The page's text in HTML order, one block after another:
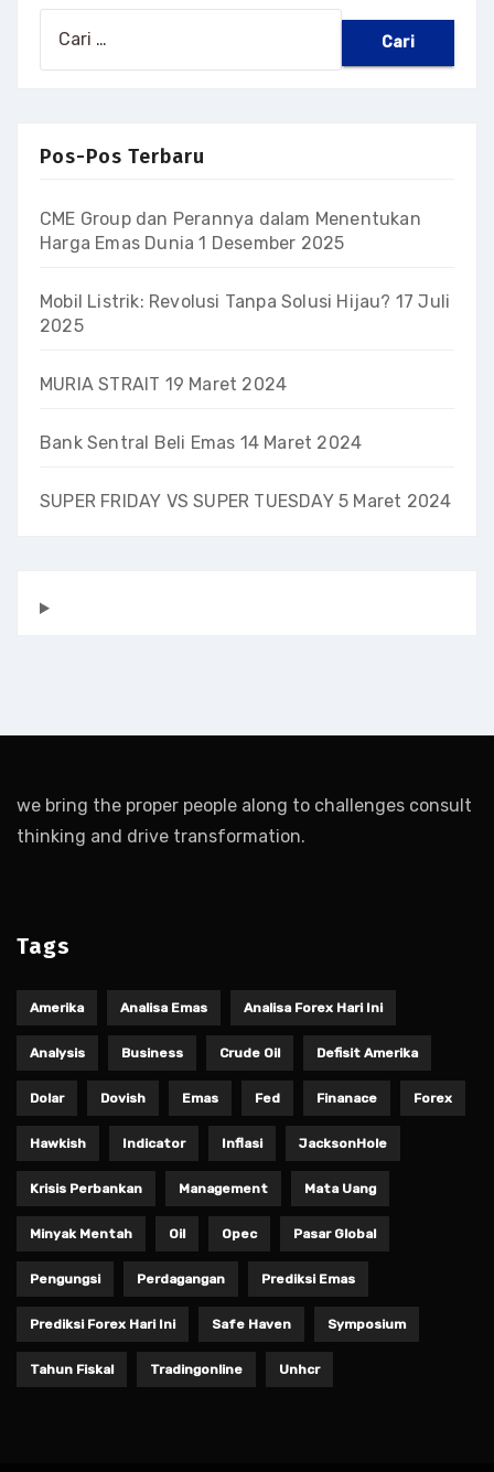
Pos-Pos Terbaru
CME Group dan Perannya dalam Menentukan
Harga Emas Dunia 1 Desember 2025
Mobil Listrik: Revolusi Tanpa Solusi Hijau? 17 Juli
2025
MURIA STRAIT 19 Maret 2024
Bank Sentral Beli Emas 14 Maret 2024
SUPER FRIDAY VS SUPER TUESDAY 5 Maret 2024
we bring the proper people along to challenges consult
thinking and drive transformation.
Tags
Amerika Analisa Emas Analisa Forex Hari Ini
Analysis Business Crude Oil Defisit Amerika
Dolar Dovish Emas Fed Finanace Forex
Hawkish Indicator Inflasi JacksonHole
Krisis Perbankan Management Mata Uang
Minyak Mentah Oil Opec Pasar Global
Pengungsi Perdagangan Prediksi Emas
Prediksi Forex Hari Ini Safe Haven Symposium
Tahun Fiskal Tradingonline Unhcr